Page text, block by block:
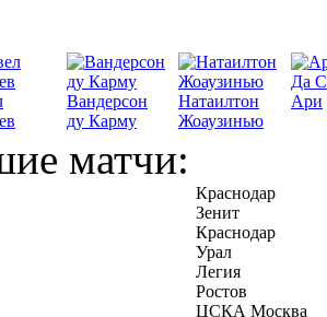
Вандерсон
ду Карму
Натаилтон
Жоаузинью
Да
Ари
матчи:
Краснодар
Зенит
Краснодар
Урал
Легия
Ростов
ЦСКА Москва